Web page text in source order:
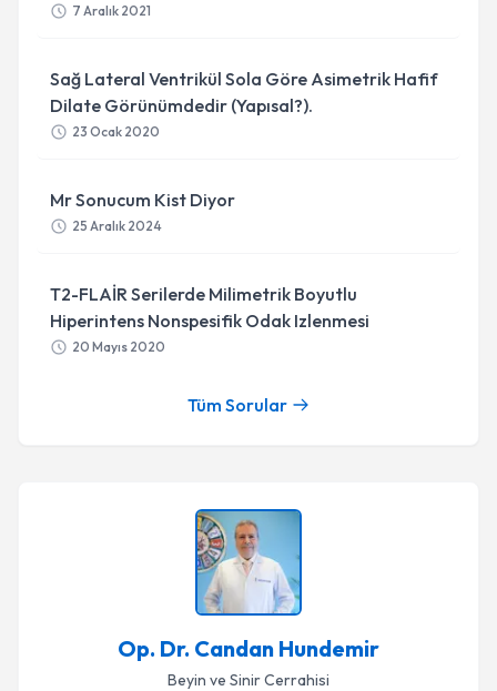
7 Aralık 2021
Sağ Lateral Ventrikül Sola Göre Asimetrik Hafif
Dilate Görünümdedir (yapısal?).
23 Ocak 2020
Mr Sonucum Kist Diyor
25 Aralık 2024
T2-FLAİR Serilerde Milimetrik Boyutlu
Hiperintens Nonspesifik Odak Izlenmesi
20 Mayıs 2020
Tüm Sorular
Op. Dr. Candan Hundemir
Beyin ve Sinir Cerrahisi